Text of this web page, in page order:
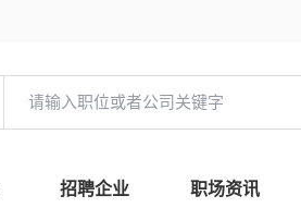
招聘企业 职场资讯